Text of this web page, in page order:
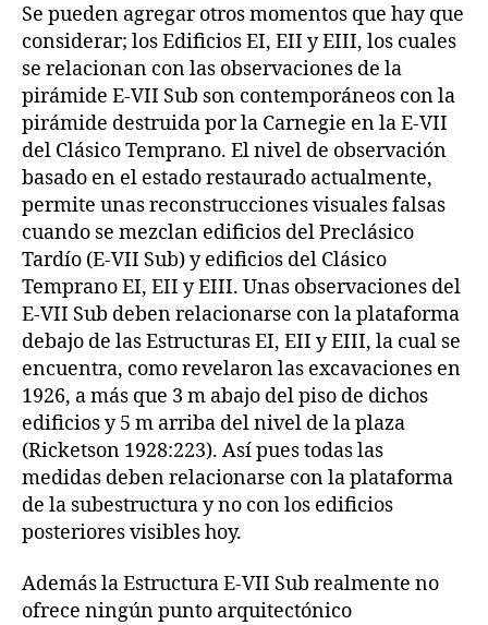
Se pueden agregar otros momentos que hay que
considerar; los Edificios EI, EII y EIII, los cuales
se relacionan con las observaciones de la
pirámide E-VII Sub son contemporáneos con la
pirámide destruida por la Carnegie en la E-VII
del Clásico Temprano. El nivel de observación
basado en el estado restaurado actualmente,
permite unas reconstrucciones visuales falsas
cuando se mezclan edificios del Preclásico
Tardío (E-VII Sub) y edificios del Clásico
Temprano EI, EII y EIII. Unas observaciones del
E-VII Sub deben relacionarse con la plataforma
debajo de las Estructuras EI, EII y EIII, la cual se
encuentra, como revelaron las excavaciones en
1926, a más que 3 m abajo del piso de dichos
edificios y 5 m arriba del nivel de la plaza
(Ricketson 1928:223). Así pues todas las
medidas deben relacionarse con la plataforma
de la subestructura y no con los edificios
posteriores visibles hoy.
Además la Estructura E-VII Sub realmente no
ofrece ningún punto arquitectónico